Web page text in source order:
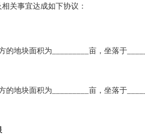
关事宜达成如下协议：
地块面积为_________亩，坐落于
地块面积为_________亩，坐落于